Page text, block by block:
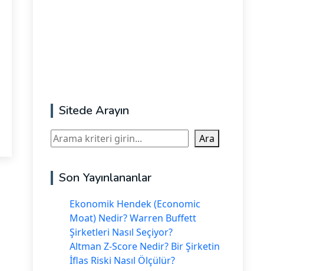
Sitede Arayın
Ara Ara
Son Yayınlananlar
Ekonomik Hendek (Economic
Moat) Nedir? Warren Buffett
Şirketleri Nasıl Seçiyor?
Altman Z-Score Nedir? Bir Şirketin
İflas Riski Nasıl Ölçülür?